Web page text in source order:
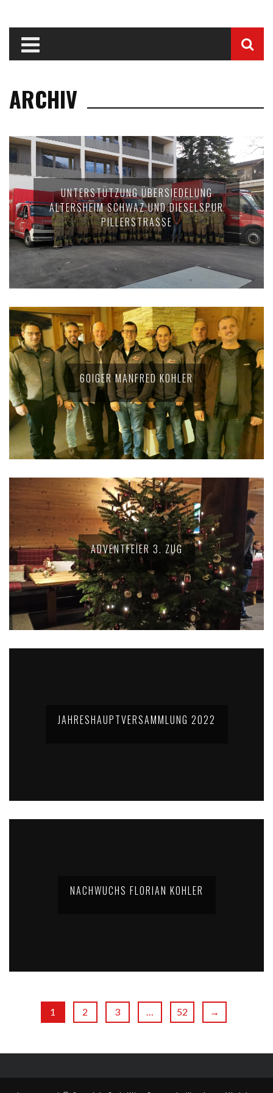
ARCHIV
UNTERSTÜTZUNG ÜBERSIEDELUNG
ALTERSHEIM SCHWAZ UND DIESELSPUR
PILLERSTRASSE
60IGER MANFRED KOHLER
ADVENTFEIER 3. ZUG
JAHRESHAUPTVERSAMMLUNG 2022
NACHWUCHS FLORIAN KOHLER
1 2 3 … 52 →